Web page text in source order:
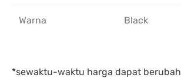
Warna Black
*sewaktu-waktu harga dapat berubah